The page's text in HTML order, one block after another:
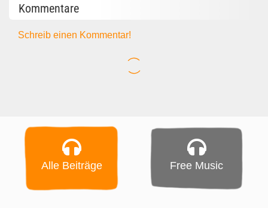
Kommentare
Schreib einen Kommentar!
Alle Beiträge Free Music